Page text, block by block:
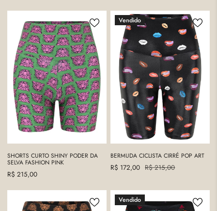
CURTO
SHINY
PODER
DA
SELVA
FASHION
PINK
SHORTS CURTO SHINY PODER DA
SELVA FASHION PINK
Precio
R$ 215,00
BERMUDA
CICLISTA
CIRRÉ
POP
ART
Vendido
BERMUDA CICLISTA CIRRÉ POP ART
Precio
R$ 172,00
Precio
R$ 215,00
CURTO
SHORTS
CURTO
Vendido